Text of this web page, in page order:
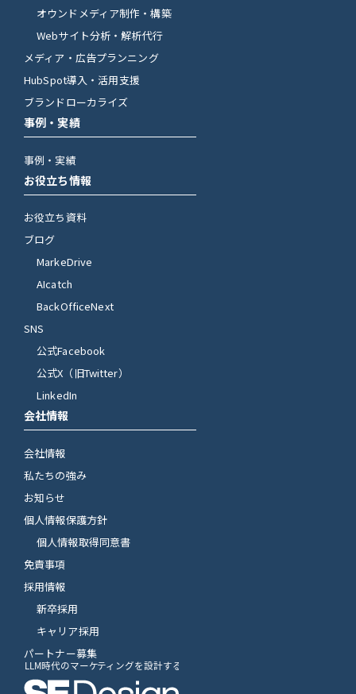
オウンドメディア制作・構築
Webサイト分析・解析代行
メディア・広告プランニング
HubSpot導入・活用支援
ブランドローカライズ
事例・実績
事例・実績
お役立ち情報
お役立ち資料
ブログ
MarkeDrive
AIcatch
BackOfficeNext
SNS
公式Facebook
公式X（旧Twitter）
LinkedIn
会社情報
会社情報
私たちの強み
お知らせ
個人情報保護方針
個人情報取得同意書
免責事項
採用情報
新卒採用
キャリア採用
パートナー募集